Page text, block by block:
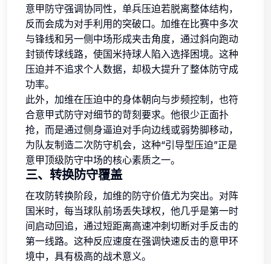
意甲防守强调协同性，单兵压迫若脱离整体结构，
反而会成为对手利用的突破口。加维在比赛中多次
与锋线和另一侧中场形成夹击角度，通过斜向跑动
封锁传球线路，使国米持球人陷入选择困境。这种
压迫并不追求个人数据，却极大提升了整体防守成
功率。
此外，加维在压迫中的身体朝向与步频控制，也符
合意甲式防守对细节的苛刻要求。他很少正面扑
抢，而是通过侧身逼迫对手向边线或弱势脚移动，
为队友制造二次防守机会，这种“引导型压迫”正是
意甲顶级防守中场的核心素质之一。
三、转换防守覆盖
在攻防转换阶段，加维的防守价值尤为突出。对阵
国米时，每当球队前场丢失球权，他几乎是第一时
间启动回追，通过短距离高速冲刺切断对手反击的
第一线路。这种反应速度在强调快速反击的意甲环
境中，具有极高的战术意义。